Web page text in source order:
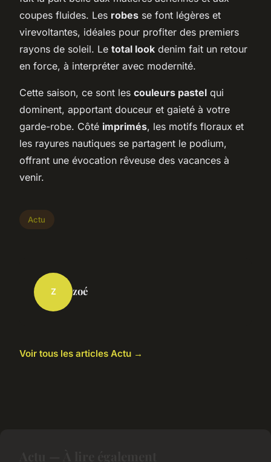
coupes fluides. Les robes se font légères et
virevoltantes, idéales pour profiter des premiers
rayons de soleil. Le total look denim fait un retour
en force, à interpréter avec modernité.
Cette saison, ce sont les couleurs pastel qui
dominent, apportant douceur et gaieté à votre
garde-robe. Côté imprimés, les motifs floraux et
les rayures nautiques se partagent le podium,
offrant une évocation rêveuse des vacances à
venir.
Actu
Z zoé
Voir tous les articles Actu →